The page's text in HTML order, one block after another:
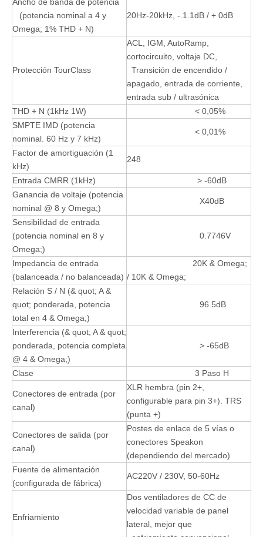
(potencia nominal a 4 y
Omega; 1% THD + N)
20Hz-20kHz, -.1.1dB / + 0dB
Protección TourClass
ACL, IGM, AutoRamp,
cortocircuito, voltaje DC,
Transición de encendido /
apagado, entrada de corriente,
entrada sub / ultrasónica
THD + N (1kHz 1W)
< 0,05%
SMPTE IMD (potencia
nominal. 60 Hz y 7 kHz)
< 0,01%
Factor de amortiguación (1
kHz)
248
Entrada CMRR (1kHz)
> -60dB
Ganancia de voltaje (potencia
nominal @ 8 y Omega;)
X40dB
Sensibilidad de entrada
(potencia nominal en 8 y
Omega;)
0.7746V
Impedancia de entrada
(balanceada / no balanceada)
20K & Omega;
/ 10K & Omega;
Relación S / N (& quot; A &
quot; ponderada, potencia
total en 4 & Omega;)
96.5dB
Interferencia (& quot; A & quot;
ponderada, potencia completa
@ 4 & Omega;)
> -65dB
Clase 3 Paso H
Conectores de entrada (por
canal)
XLR hembra (pin 2+,
configurable para pin 3+). TRS
(punta +)
Conectores de salida (por
canal)
Postes de enlace de 5 vías o
conectores Speakon
(dependiendo del mercado)
Fuente de alimentación
(configurada de fábrica)
AC220V / 230V, 50-60Hz
Enfriamiento
Dos ventiladores de CC de
velocidad variable de panel
lateral, mejor que